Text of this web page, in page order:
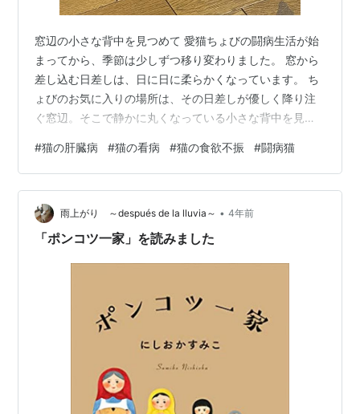
窓辺の小さな背中を見つめて 愛猫ちょびの闘病生活が始
まってから、季節は少しずつ移り変わりました。 窓から
差し込む日差しは、日に日に柔らかくなっています。 ち
ょびのお気に入りの場所は、その日差しが優しく降り注
ぐ窓辺。そこで静かに丸くなっている小さな背中を見つ
たことで、ちょびが少しだけ自力でフードを口にするよ
うになった、という希望の光が見えたお話をしました。
しかし、現実はそう甘くはありません。ちょびが自ら食
べようとする意欲は、一進一退な状況で、残念ながらま
だ安心は出来ない様子です。 「お腹、すいたね」 「何か
#猫の肝臓病 #猫の看病 #猫の食欲不振 #闘病猫
雨上がり ～después de la lluvia～ • 4年前
「ポンコツ一家」を読みました